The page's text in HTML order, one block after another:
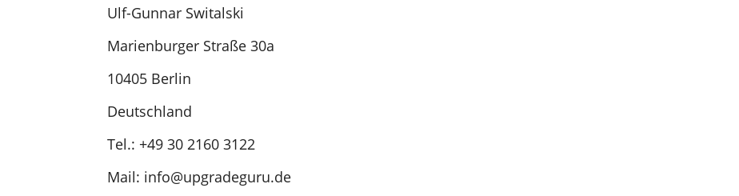
Ulf-Gunnar Switalski
Marienburger Straße 30a
10405 Berlin
Deutschland
Tel.: +49 30 2160 3122
Mail: info@upgradeguru.de